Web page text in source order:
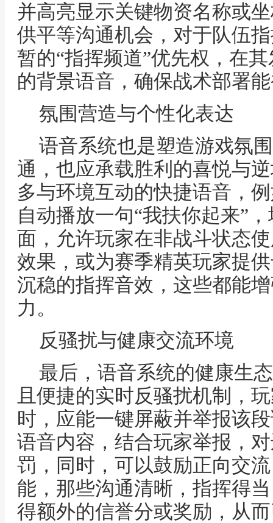
并高亮显示关键物资名称或
供平等沟通机会，对于队伍
暂的“指挥频道”优先权，在
的背景语音，确保战术部署
氛围营造与个性化表达
语音系统也是塑造游戏氛
通，也应承载胜利的喜悦与
多与环境互动的快捷语音，
自动播放一句“我扶你起来”
面，允许玩家在非战斗状态
效果，或为赛季精英玩家提
沉稳的指挥音效，这些都能
力。
反骚扰与健康交流环境
最后，语音系统的健康生
且便捷的实时反骚扰机制，
时，应能一键屏蔽并举报该
语音内容，结合玩家举报，
罚，同时，可以鼓励正向交
能，那些沟通清晰，指挥得
得额外的信誉分或奖励，从